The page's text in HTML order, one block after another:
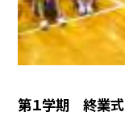
第１学期 終業式